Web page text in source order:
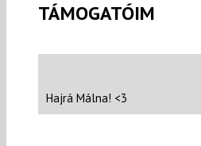
TÁMOGATÓIM
Hajrá Málna! <3